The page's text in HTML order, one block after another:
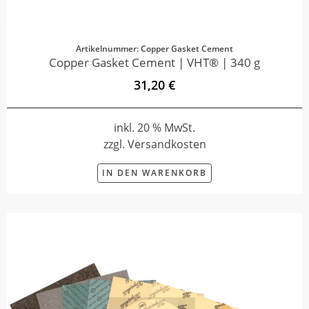
Artikelnummer: Copper Gasket Cement
Copper Gasket Cement | VHT® | 340 g
31,20 €
inkl. 20 % MwSt.
zzgl. Versandkosten
IN DEN WARENKORB